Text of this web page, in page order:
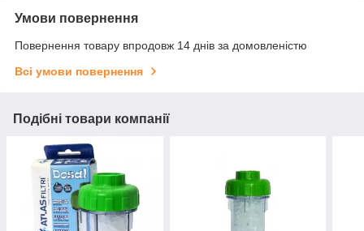
Умови повернення
Повернення товару впродовж 14 днів за домовленістю
Всі умови повернення
Подібні товари компанії